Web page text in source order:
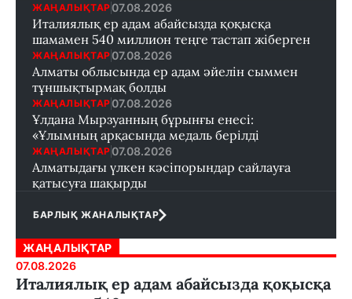
ЖАҢАЛЫҚТАР 07.08.2026
Италиялық ер адам абайсызда қоқысқа
шамамен 540 миллион теңге тастап жіберген
ЖАҢАЛЫҚТАР 07.08.2026
Алматы облысында ер адам әйелін сыммен
тұншықтырмақ болды
ЖАҢАЛЫҚТАР 07.08.2026
Ұлдана Мырзуанның бұрынғы енесі:
«Ұлымның арқасында медаль берілді
ЖАҢАЛЫҚТАР 07.08.2026
Алматыдағы үлкен кәсіпорындар сайлауға
қатысуға шақырды
БАРЛЫҚ ЖАНАЛЫҚТАР
ЖАҢАЛЫҚТАР
07.08.2026
Италиялық ер адам абайсызда қоқысқа